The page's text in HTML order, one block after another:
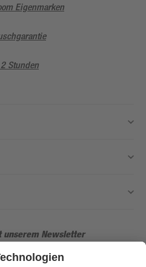
Eigenmarken
Stunden
unserem Newsletter
und Aktionen mehr verpassen!